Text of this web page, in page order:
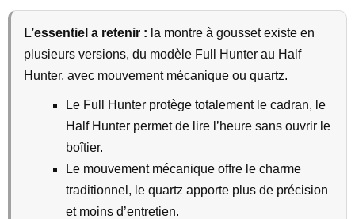
L’essentiel a retenir : la montre à gousset existe en
plusieurs versions, du modèle Full Hunter au Half
Hunter, avec mouvement mécanique ou quartz.
Le Full Hunter protège totalement le cadran, le
Half Hunter permet de lire l’heure sans ouvrir le
boîtier.
Le mouvement mécanique offre le charme
traditionnel, le quartz apporte plus de précision
et moins d’entretien.